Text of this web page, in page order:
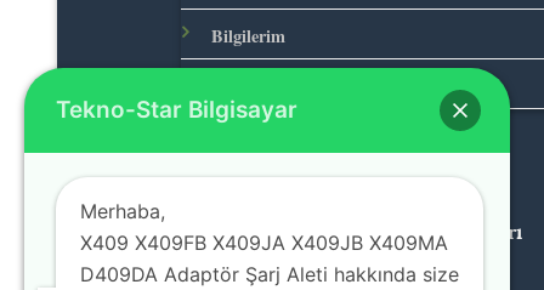
Bilgilerim
© 2026 Teknolojinin Starı
Tekno-Star Bilgisayar
Merhaba,
X409 X409FB X409JA X409JB X409MA
D409DA Adaptör Şarj Aleti hakkında size